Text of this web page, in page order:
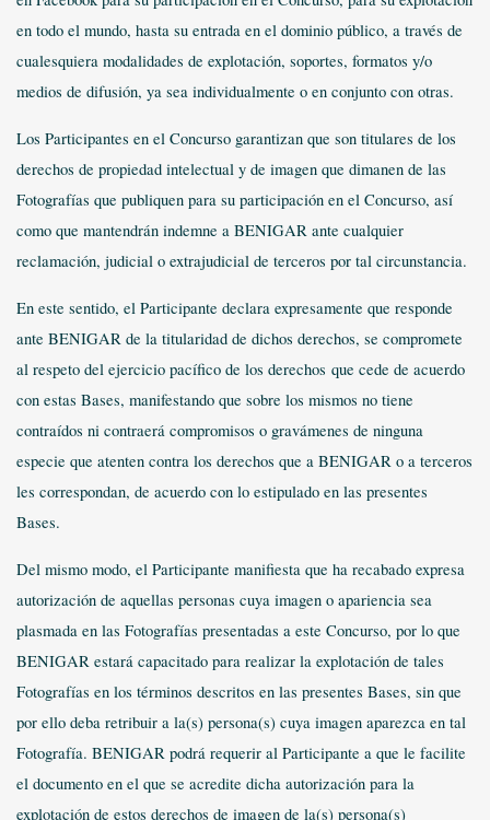
en todo el mundo, hasta su entrada en el dominio público, a través de
cualesquiera modalidades de explotación, soportes, formatos y/o
medios de difusión, ya sea individualmente o en conjunto con otras.
Los Participantes en el Concurso garantizan que son titulares de los
derechos de propiedad intelectual y de imagen que dimanen de las
Fotografías que publiquen para su participación en el Concurso, así
como que mantendrán indemne a BENIGAR ante cualquier
reclamación, judicial o extrajudicial de terceros por tal circunstancia.
En este sentido, el Participante declara expresamente que responde
ante BENIGAR de la titularidad de dichos derechos, se compromete
al respeto del ejercicio pacífico de los derechos que cede de acuerdo
con estas Bases, manifestando que sobre los mismos no tiene
contraídos ni contraerá compromisos o gravámenes de ninguna
especie que atenten contra los derechos que a BENIGAR o a terceros
les correspondan, de acuerdo con lo estipulado en las presentes
Bases.
Del mismo modo, el Participante manifiesta que ha recabado expresa
autorización de aquellas personas cuya imagen o apariencia sea
plasmada en las Fotografías presentadas a este Concurso, por lo que
BENIGAR estará capacitado para realizar la explotación de tales
Fotografías en los términos descritos en las presentes Bases, sin que
por ello deba retribuir a la(s) persona(s) cuya imagen aparezca en tal
Fotografía. BENIGAR podrá requerir al Participante a que le facilite
el documento en el que se acredite dicha autorización para la
explotación de estos derechos de imagen de la(s) persona(s)